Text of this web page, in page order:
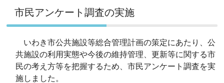
市民アンケート調査の実施
いわき市公共施設等総合管理計画の策定にあたり、公
共施設の利用実態や今後の維持管理、更新等に関する市
民の考え方等を把握するため、市民アンケート調査を実
施しました。